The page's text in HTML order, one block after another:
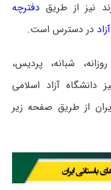
نیز از طریق دفترچه
در دسترس است.
شبانه، پردیس،
دانشگاه آزاد اسلامی
از طریق صفحه زیر